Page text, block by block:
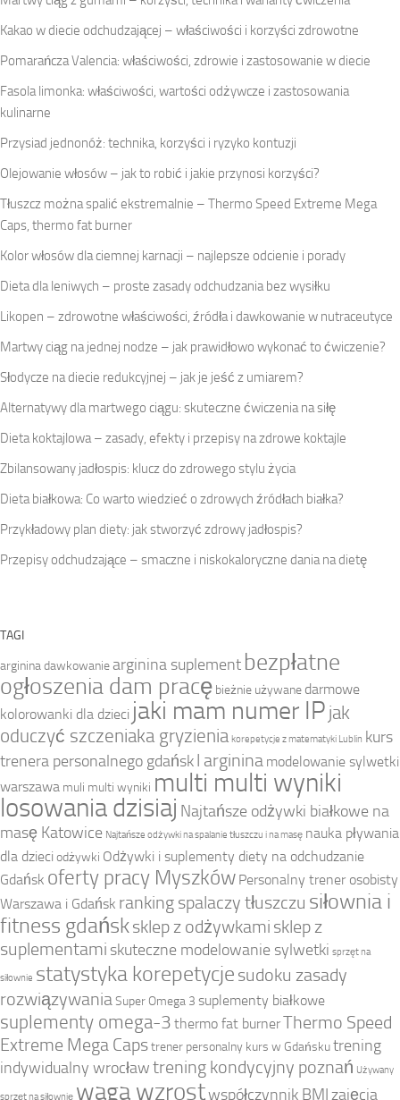
Kakao w diecie odchudzającej – właściwości i korzyści zdrowotne
Pomarańcza Valencia: właściwości, zdrowie i zastosowanie w diecie
Fasola limonka: właściwości, wartości odżywcze i zastosowania
kulinarne
Przysiad jednonóż: technika, korzyści i ryzyko kontuzji
Olejowanie włosów – jak to robić i jakie przynosi korzyści?
Tłuszcz można spalić ekstremalnie – Thermo Speed Extreme Mega
Caps, thermo fat burner
Kolor włosów dla ciemnej karnacji – najlepsze odcienie i porady
Dieta dla leniwych – proste zasady odchudzania bez wysiłku
Likopen – zdrowotne właściwości, źródła i dawkowanie w nutraceutyce
Martwy ciąg na jednej nodze – jak prawidłowo wykonać to ćwiczenie?
Słodycze na diecie redukcyjnej – jak je jeść z umiarem?
Alternatywy dla martwego ciągu: skuteczne ćwiczenia na siłę
Dieta koktajlowa – zasady, efekty i przepisy na zdrowe koktajle
Zbilansowany jadłospis: klucz do zdrowego stylu życia
Dieta białkowa: Co warto wiedzieć o zdrowych źródłach białka?
Przykładowy plan diety: jak stworzyć zdrowy jadłospis?
Przepisy odchudzające – smaczne i niskokaloryczne dania na dietę
TAGI
arginina dawkowaniearginina suplement bezpłatne
ogłoszenia dam pracę bieżnie używane darmowe
kolorowanki dla dzieci jaki mam numer IP jak
oduczyć szczeniaka gryzienia korepetycje z matematyki Lublin kurs
trenera personalnego gdańskl arginina modelowanie sylwetki
warszawa muli multi wyniki multi multi wyniki
losowania dzisiaj Najtańsze odżywki białkowe na
masę Katowice Najtańsze odżywki na spalanie tłuszczu i na masę nauka pływania
dla dzieci odżywki Odżywki i suplementy diety na odchudzanie
Gdańsk oferty pracy Myszków Personalny trener osobisty
Warszawa i Gdańsk ranking spalaczy tłuszczu siłownia i
fitness gdańsksklep z odżywkami sklep z
suplementami skuteczne modelowanie sylwetki sprzęt na
siłownie statystyka korepetycje sudoku zasady
rozwiązywaniaSuper Omega 3 suplementy białkowe
suplementy omega-3 thermo fat burnerThermo Speed
Extreme Mega Capstrener personalny kurs w Gdańskutrening
indywidualny wrocławtrening kondycyjny poznań Używany
sprzęt na siłownię waga wzrostwspółczynnik BMI zajęcia